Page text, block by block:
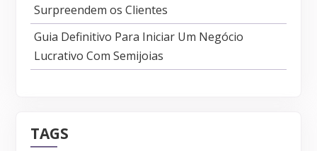
Surpreendem os Clientes
Guia Definitivo Para Iniciar Um Negócio
Lucrativo Com Semijoias
TAGS